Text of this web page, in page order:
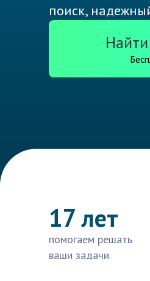
поиск,
17 лет
помогаем решать
ваши задачи